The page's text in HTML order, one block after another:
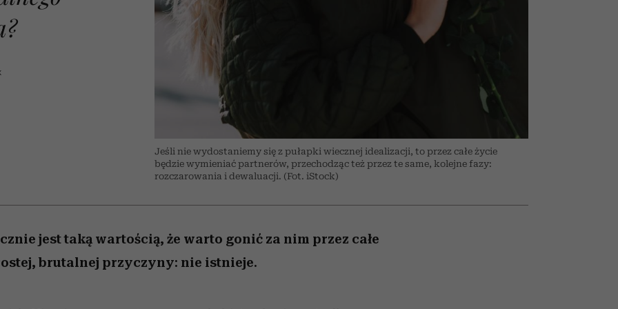
Jeśli nie wydostaniemy się z pułapki wiecznej idealizacji, to przez całe życie
będzie wymieniać partnerów, przechodząc też przez te same, kolejne fazy:
rozczarowania i dewaluacji. (Fot. iStock)
jest taką wartością, że warto gonić za nim przez całe
brutalnej przyczyny: nie istnieje.